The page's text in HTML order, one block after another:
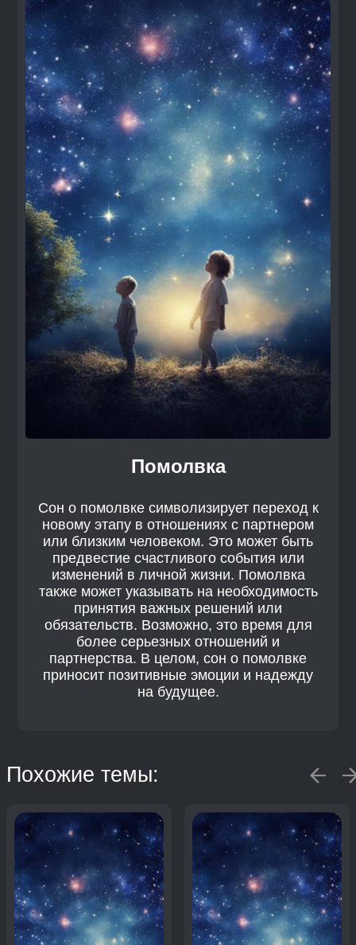
Помолвка
Сон о помолвке символизирует переход к
новому этапу в отношениях с партнером
или близким человеком. Это может быть
предвестие счастливого события или
изменений в личной жизни. Помолвка
также может указывать на необходимость
принятия важных решений или
обязательств. Возможно, это время для
более серьезных отношений и
партнерства. В целом, сон о помолвке
приносит позитивные эмоции и надежду
на будущее.
Похожие темы: